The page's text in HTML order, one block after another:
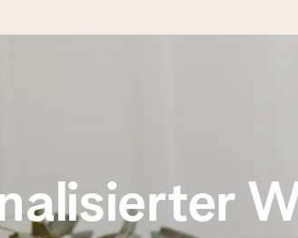
sorgfältig vor und schicken es
+15.000 Bewertungen)